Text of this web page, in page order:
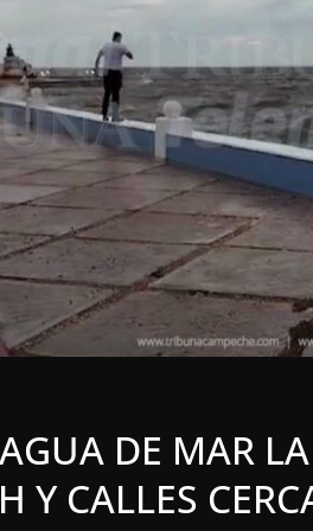
DE MAR
Y CALLES
LOCALES OPINIÓN
EN LAS TRIPAS DEL
8 agosto, 2026